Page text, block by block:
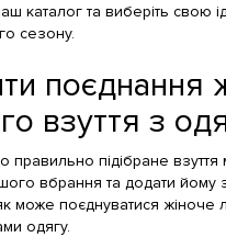
каталог та виберіть свою
сезону.
поєднання
взуття з
правильно підібране взуття
вбрання та додати йому
може поєднуватися жіноче
одягу.